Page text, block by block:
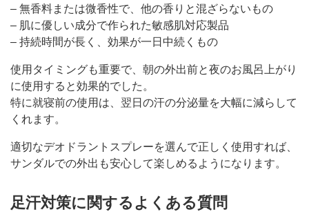
– 無香料または微香性で、他の香りと混ざらないもの
– 肌に優しい成分で作られた敏感肌対応製品
– 持続時間が長く、効果が一日中続くもの
使用タイミングも重要で、朝の外出前と夜のお風呂上がり
に使用すると効果的でした。
特に就寝前の使用は、翌日の汗の分泌量を大幅に減らして
くれます。
適切なデオドラントスプレーを選んで正しく使用すれば、
サンダルでの外出も安心して楽しめるようになります。
足汗対策に関するよくある質問